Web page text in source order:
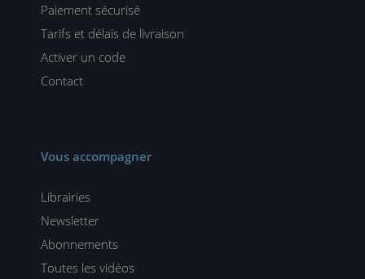
Paiement sécurisé
Tarifs et délais de livraison
Activer un code
Contact
Vous accompagner
Librairies
Newsletter
Abonnements
Toutes les vidéos